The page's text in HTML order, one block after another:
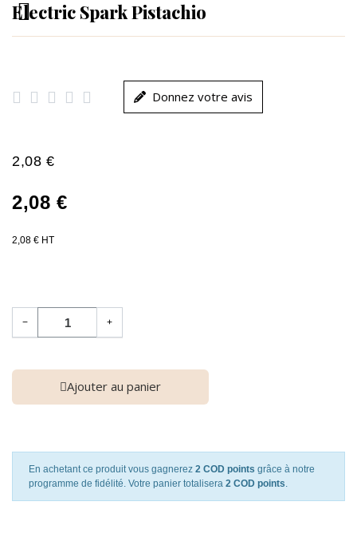
Electric Spark Pistachio
     Donnez votre avis
2,08 €
2,08 €
2,08 € HT
− +
Ajouter au panier
En achetant ce produit vous gagnerez 2 COD points grâce à notre
programme de fidélité. Votre panier totalisera 2 COD points.